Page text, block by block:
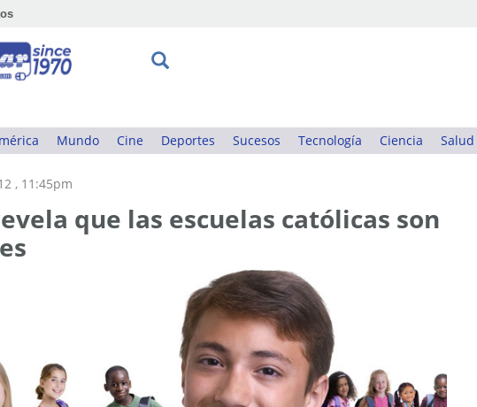
Mundo Cine Deportes Sucesos Tecnología Ciencia Salud
, 11:45pm
que las escuelas católicas son